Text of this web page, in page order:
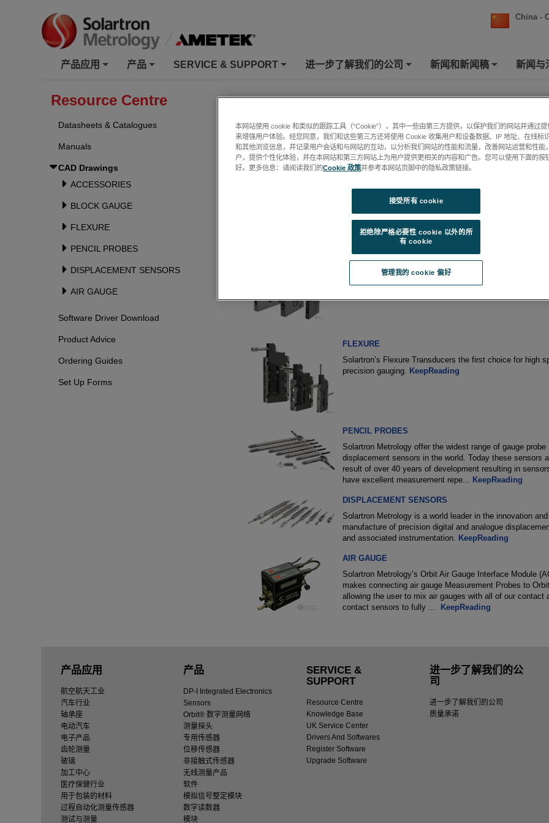
China -
产品应用 产品 SERVICE & SUPPORT 进一步了解我们的公司 新闻和新闻稿 新闻与
Resource Centre
Datasheets & Catalogues
Manuals
CAD Drawings
ACCESSORIES
BLOCK GAUGE
FLEXURE
PENCIL PROBES
DISPLACEMENT SENSORS
AIR GAUGE
Software Driver Download
Product Advice
Ordering Guides
Set Up Forms
Product Drawings are available in 2D PDF and 2D SolidWorks, 3D STEP and 3D
Solidworks formats
Drawings not listed can be requested by
contacting sales.solartronmetrology@ametek.comand will be sent out as soon as
ACCESSORIES
Solartron offers a range of accessories and replacement
KeepReading
BLOCK GAUGE
The Block Gauges oﬀer unrivalled ruggedness, accuracy
repeatability.KeepReading
FLEXURE
Solartron’s Flexure Transducers the first choice for high
precision gauging. KeepReading
PENCIL PROBES
Solartron Metrology offer the widest range of gauge probe
displacement sensors in the world. Today these sensors
result of over 40 years of development resulting in
have excellent measurement repe... KeepReading
DISPLACEMENT SENSORS
Solartron Metrology is a world leader in the innovation and
manufacture of precision digital and analogue
and associated instrumentation. KeepReading
AIR GAUGE
Solartron Metrology’s Orbit Air Gauge Interface Module
makes connecting air gauge Measurement Probes to
allowing the user to mix air gauges with all of our contact
contact sensors to fully ... KeepReading
产品应用
航空航天工业
汽车行业
轴承座
电动汽车
电子产品
齿轮测量
玻璃
加工中心
医疗保健行业
用于包装的材料
过程自动化测量传感器
测试与测量
产品
DP-I Integrated Electronics
Sensors
Orbit® 数字测量网络
测量探头
专用传感器
位移传感器
非接触式传感器
无线测量产品
软件
模拟信号整定模块
数字读数器
模块
SERVICE &
SUPPORT
Resource Centre
Knowledge Base
UK Service Center
Drivers And Softwares
Register Software
Upgrade Software
进一步了解我们的公
司
进一步了解我们的公司
质量承诺
本网站使用 cookie 和类似的跟踪工具（“Cookie”），其中一些由第三方提供，以保护我们的网站并通过
来增强用户体验。经您同意，我们和这些第三方还将使用 Cookie 收集用户和设备数据、IP 地址、在线标
和其他浏览信息，并记录用户会话和与网站的互动，以分析我们网站的性能和流量，改善网站运营和性能
户，提供个性化体验，并在本网站和第三方网站上为用户提供更相关的内容和广告。您可以使用下面的按
好。更多信息：请阅读我们的Cookie 政策并参考本网站页脚中的隐私政策链接。
管理我的 cookie 偏好
拒绝除严格必要性 cookie 以外的所
有 cookie
接受所有 cookie